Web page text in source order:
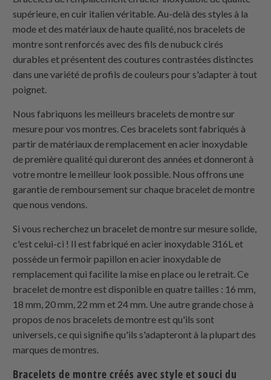
supérieure, en cuir italien véritable. Au-delà des styles à la
mode et des matériaux de haute qualité, nos bracelets de
montre sont renforcés avec des fils de nubuck cirés
durables et présentent des coutures contrastées distinctes
dans une variété de profils de couleurs pour s'adapter à tout
poignet.
Nous fabriquons les meilleurs bracelets de montre sur
mesure pour vos montres. Ces bracelets sont fabriqués à
partir de matériaux de remplacement en acier inoxydable
de première qualité qui dureront des années et donneront à
votre montre le meilleur look possible. Nous offrons une
garantie de remboursement sur chaque bracelet de montre
que nous vendons.
Si vous recherchez un bracelet de montre sur mesure solide,
c'est celui-ci ! Il est fabriqué en acier inoxydable 316L et
possède un fermoir papillon en acier inoxydable de
remplacement qui facilite la mise en place ou le retrait. Ce
bracelet de montre est disponible en quatre tailles : 16 mm,
18 mm, 20 mm, 22 mm et 24 mm. Une autre grande chose à
propos de nos bracelets de montre est qu'ils sont
universels, ce qui signifie qu'ils s'adapteront à la plupart des
marques de montres.
Bracelets de montre créés avec style et souci du